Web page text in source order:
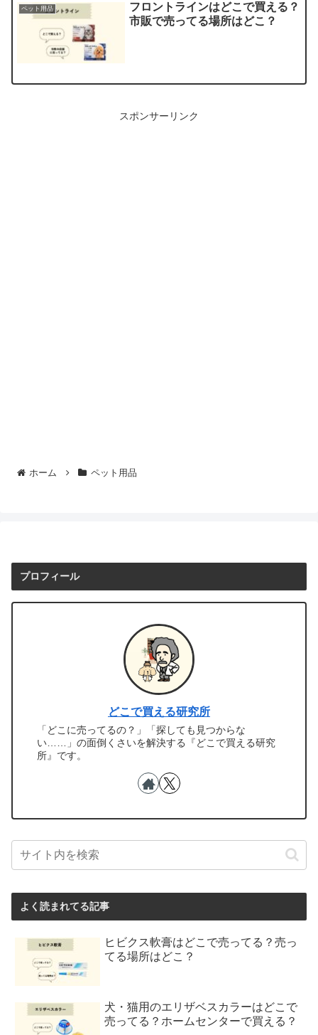
ペット用品
フロントラインはどこで買える？
市販で売ってる場所はどこ？
スポンサーリンク
ホーム ペット用品
プロフィール
どこで買える研究所
「どこに売ってるの？」「探しても見つからな
い……」の面倒くさいを解決する『どこで買える研究
所』です。
よく読まれてる記事
ヒビクス軟膏はどこで売ってる？売っ
てる場所はどこ？
犬・猫用のエリザベスカラーはどこで
売ってる？ホームセンターで買える？